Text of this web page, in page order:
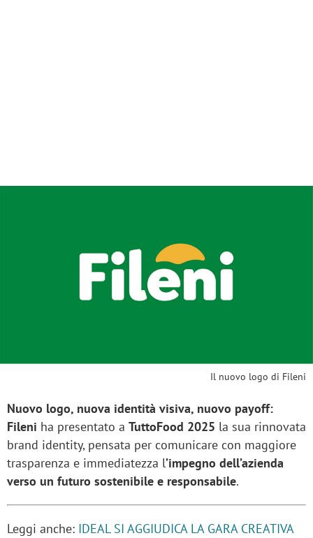
Il nuovo logo di Fileni
Nuovo logo, nuova identità visiva, nuovo payoff:
Fileni ha presentato a TuttoFood 2025 la sua rinnovata
brand identity, pensata per comunicare con maggiore
trasparenza e immediatezza l’impegno dell’azienda
verso un futuro sostenibile e responsabile.
Leggi anche: IDEAL SI AGGIUDICA LA GARA CREATIVA